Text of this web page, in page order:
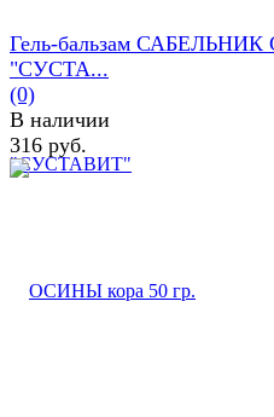
Гель-бальзам
"СУСТА...
(0)
В наличии
316 руб.